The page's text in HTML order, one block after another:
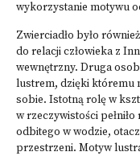
wykorzystanie motywu
Zwierciadło było
do relacji człowieka z
wewnętrzny. Druga
lustrem, dzięki któremu
sobie. Istotną rolę w
w rzeczywistości
odbitego w wodzie,
przestrzeni. Motyw